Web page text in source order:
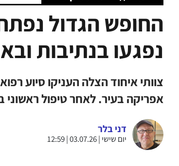
החופש הגדול
נפגעו בנתיבות
צוותי איחוד הצלה העניקו סיוע
אפריקה בעיר. לאחר טיפול ראשוני
דני בלר
יום שישי | 03.07.26 | 12:59